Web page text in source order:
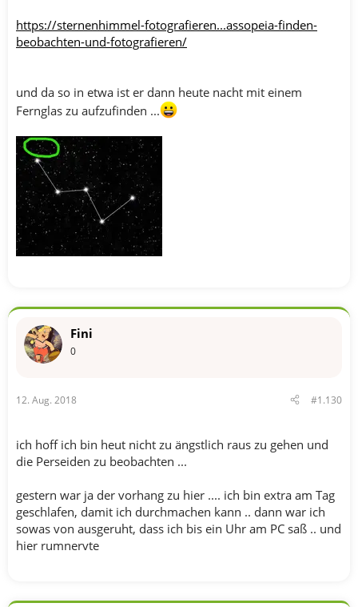
https://sternenhimmel-fotografieren...assopeia-finden-
beobachten-und-fotografieren/
und da so in etwa ist er dann heute nacht mit einem
Fernglas zu aufzufinden ...
Fini
0
12. Aug. 2018 #1.130
ich hoff ich bin heut nicht zu ängstlich raus zu gehen und
die Perseiden zu beobachten ...
gestern war ja der vorhang zu hier .... ich bin extra am Tag
geschlafen, damit ich durchmachen kann .. dann war ich
sowas von ausgeruht, dass ich bis ein Uhr am PC saß .. und
hier rumnervte